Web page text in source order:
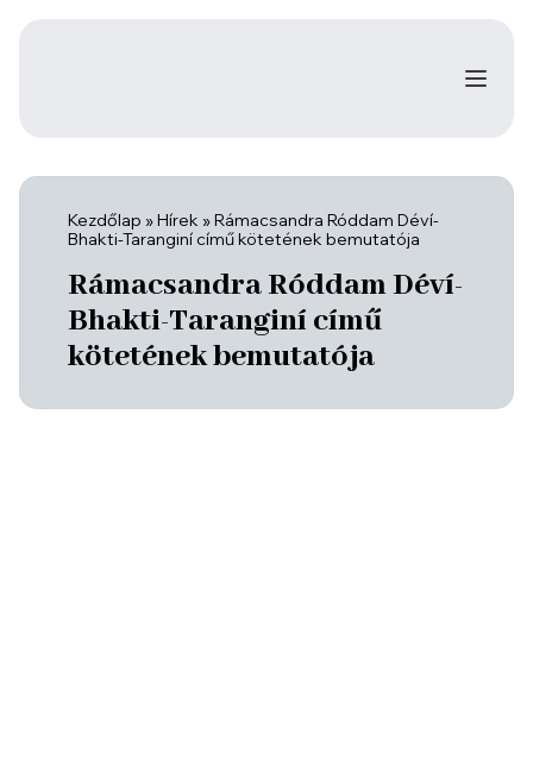
Kezdőlap »Hírek »Rámacsandra Róddam Déví-
Bhakti-Taranginí című kötetének bemutatója
Rámacsandra Róddam Déví-
Bhakti-Taranginí című
kötetének bemutatója